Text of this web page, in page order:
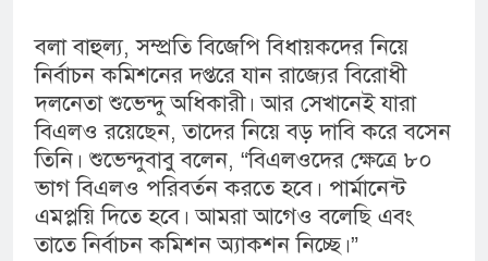
বলা বাহুল্য, সম্প্রতি বিজেপি বিধায়কদের নিয়ে
নির্বাচন কমিশনের দপ্তরে যান রাজ্যের বিরোধী
দলনেতা শুভেন্দু অধিকারী। আর সেখানেই যারা
বিএলও রয়েছেন, তাদের নিয়ে বড় দাবি করে বসেন
তিনি। শুভেন্দুবাবু বলেন, “বিএলওদের ক্ষেত্রে ৮০
ভাগ বিএলও পরিবর্তন করতে হবে। পার্মানেন্ট
এমপ্লয়ি দিতে হবে। আমরা আগেও বলেছি এবং
তাতে নির্বাচন কমিশন অ্যাকশন নিচ্ছে।”